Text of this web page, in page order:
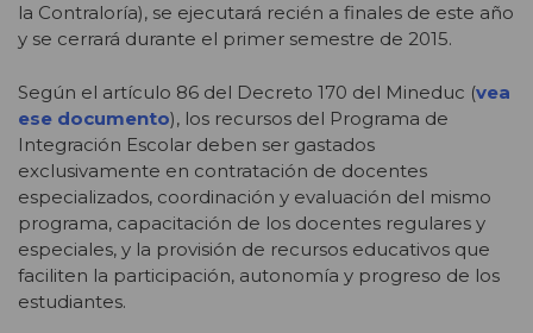
la Contraloría), se ejecutará recién a finales de este año
y se cerrará durante el primer semestre de 2015.
Según el artículo 86 del Decreto 170 del Mineduc (vea
ese documento), los recursos del Programa de
Integración Escolar deben ser gastados
exclusivamente en contratación de docentes
especializados, coordinación y evaluación del mismo
programa, capacitación de los docentes regulares y
especiales, y la provisión de recursos educativos que
faciliten la participación, autonomía y progreso de los
estudiantes.